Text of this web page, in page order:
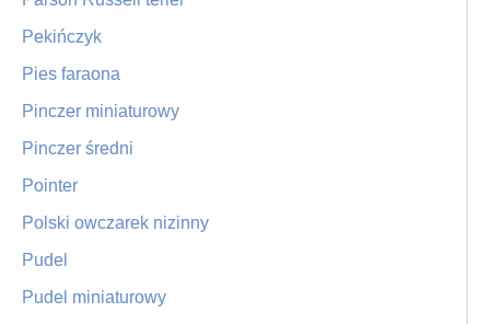
Pekińczyk
Pies faraona
Pinczer miniaturowy
Pinczer średni
Pointer
Polski owczarek nizinny
Pudel
Pudel miniaturowy